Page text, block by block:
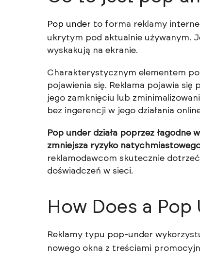
Pop under to forma reklamy
ukrytym pod aktualnie używanym.
wyskakują na ekranie.
Charakterystycznym elementem
pojawienia się. Reklama pojawia
jego zamknięciu lub
bez ingerencji w jego działania
Pop under działa poprzez łagodne
zmniejsza ryzyko
reklamodawcom skutecznie
doświadczeń w sieci.
How Does a Pop
Reklamy typu pop-under
nowego okna z treściami